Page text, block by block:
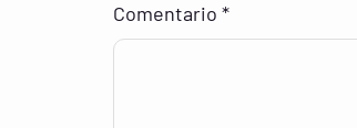
Comentario *